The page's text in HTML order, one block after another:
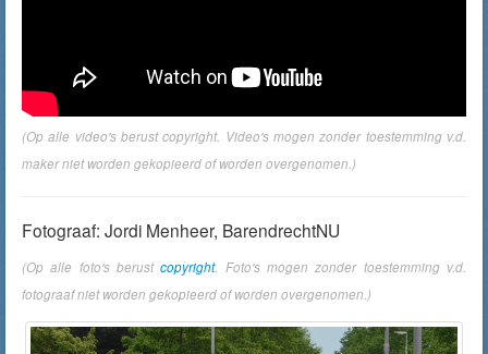
(Op alle video's berust copyright. Video's mogen zonder toestemming v.d.
maker niet worden gekopieerd of worden overgenomen.)
Fotograaf: Jordi Menheer, BarendrechtNU
(Op alle foto's berustcopyright. Foto's mogen zonder toestemming v.d.
fotograaf niet worden gekopieerd of worden overgenomen.)